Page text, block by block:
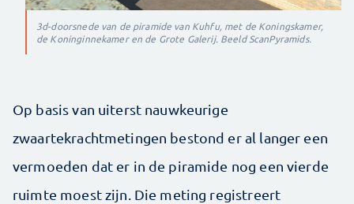
3d-doorsnede van de piramide van Kuhfu, met de Koningskamer,
de Koninginnekamer en de Grote Galerij. Beeld ScanPyramids.
Op basis van uiterst nauwkeurige
zwaartekrachtmetingen bestond er al langer een
vermoeden dat er in de piramide nog een vierde
ruimte moest zijn. Die meting registreert